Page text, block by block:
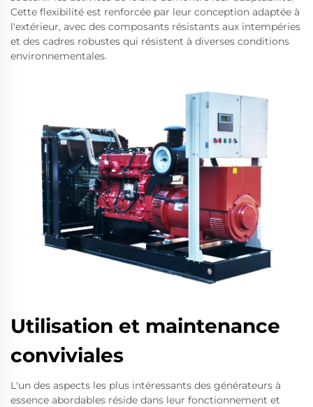
Cette flexibilité est renforcée par leur conception adaptée à
l'extérieur, avec des composants résistants aux intempéries
et des cadres robustes qui résistent à diverses conditions
environnementales.
Utilisation et maintenance
conviviales
L'un des aspects les plus intéressants des générateurs à
essence abordables réside dans leur fonctionnement et